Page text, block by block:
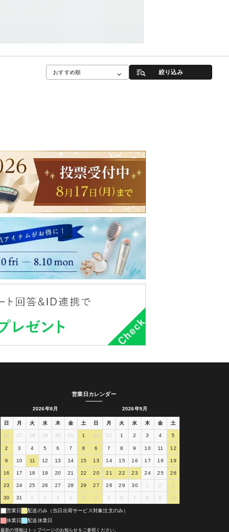
おすすめ順 絞り込み
営業日カレンダー
2026年8月
日 月 火 水 木 金 土
26 27 28 29 30 31 1
2 3 4 5 6 7 8
9 10 11 12 13 14 15
16 17 18 19 20 21 22
23 24 25 26 27 28 29
30 31 1 2 3 4 5
2026年9月
日 月 火 水 木 金 土
30 31 1 2 3 4 5
6 7 8 9 10 11 12
13 14 15 16 17 18 19
20 21 22 23 24 25 26
27 28 29 30 1 2 3
4 5 6 7 8 9 10
営業日
配送のみ（当日出荷サービス対象注文のみ）
休業日
配送休業日
最新の情報はトップページのお知らせをご参照ください。